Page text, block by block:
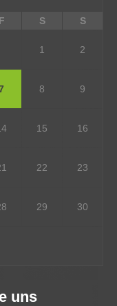
F S S
1 2
8 9
15 16
22 23
29 30
uns